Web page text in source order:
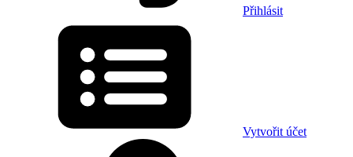
Přihlásit
Vytvořit účet